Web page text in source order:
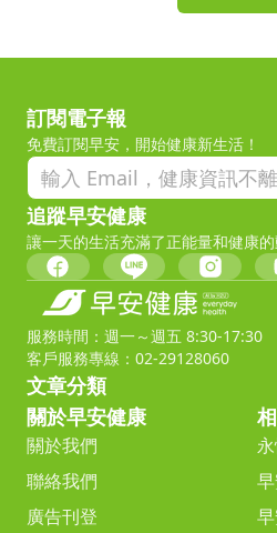
訂閱電子報
免費訂閱早安，開始健康新生活！
追蹤早安健康
讓一天的生活充滿了正能量和健康的
服務時間：週一～週五 8:30-17:30
客戶服務專線：02-29128060
文章分類
關於早安健康
關於我們
聯絡我們
廣告刊登